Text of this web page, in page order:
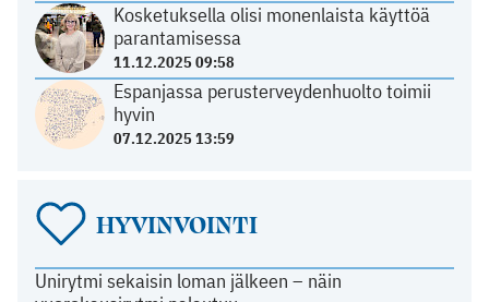
Kosketuksella olisi monenlaista käyttöä
parantamisessa
11.12.2025 09:58
Espanjassa perusterveydenhuolto toimii
hyvin
07.12.2025 13:59
HYVINVOINTI
Unirytmi sekaisin loman jälkeen – näin